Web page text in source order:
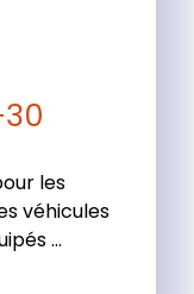
les
véhicules
...